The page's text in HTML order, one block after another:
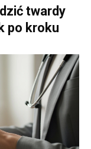
twardy
po kroku